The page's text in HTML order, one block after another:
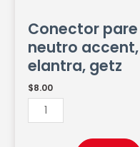
Conector pare
neutro accent,
elantra, getz
$8.00
elantra,
getz
cantidad